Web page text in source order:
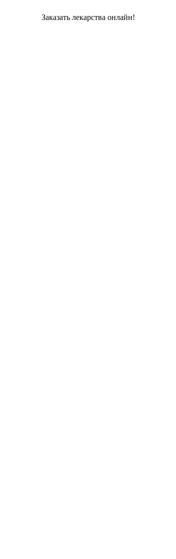
Заказать лекарства онлайн!